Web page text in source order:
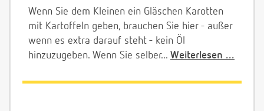
Wenn Sie dem Kleinen ein Gläschen Karotten
mit Kartoffeln geben, brauchen Sie hier - außer
wenn es extra darauf steht - kein Öl
hinzuzugeben. Wenn Sie selber... Weiterlesen ...